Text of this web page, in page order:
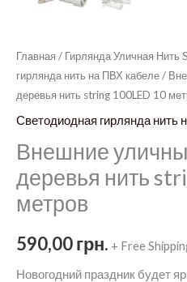
Главная / Гирлянда Уличная Нить
гирлянда нить на ПВХ кабеле/
деревья нить string 100LED 10
Светодиодная гирлянда нить
Внешние
деревья нить
метров
590,00грн. + Free
Новогодний праздник будет